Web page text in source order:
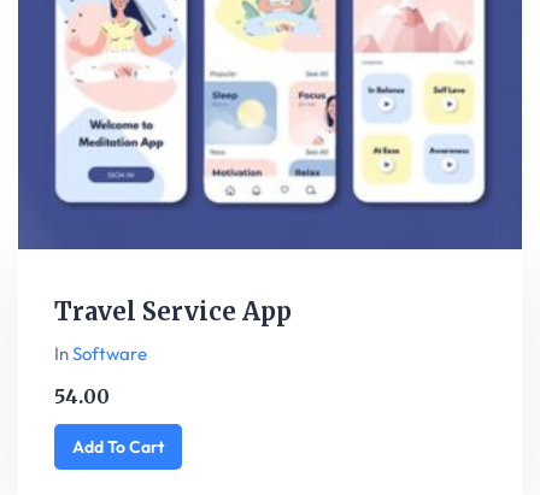
Travel Service App
InSoftware
54.00
Add To Cart